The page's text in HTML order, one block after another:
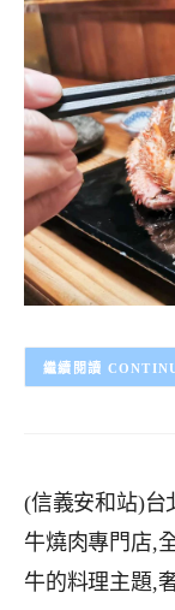
(信義安和站)台
牛燒肉專門店,
牛的料理主題,